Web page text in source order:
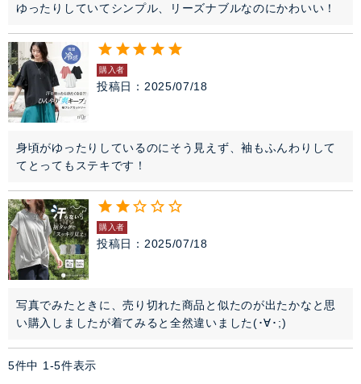
ゆったりしていてシンプル、リーズナブルなのにかわいい！
購入者
投稿日 2025/07/18
身頃がゆったりしているのにそう見えず、袖もふんわりして
てとってもステキです！
購入者
投稿日 2025/07/18
写真でみたときに、売り切れた商品と似たのが出たかなと思
い購入しましたが着てみると全然違いました(･∀･;)
5件中 1 -5件表示